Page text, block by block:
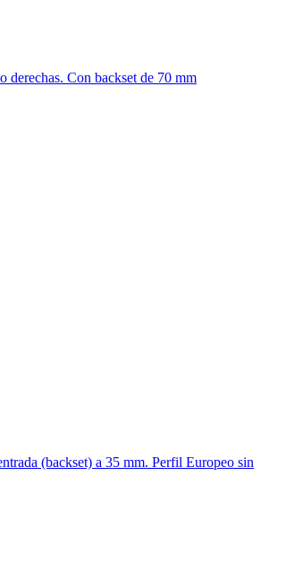
derechas. Con backset de 70 mm
(backset) a 35 mm. Perfil Europeo sin